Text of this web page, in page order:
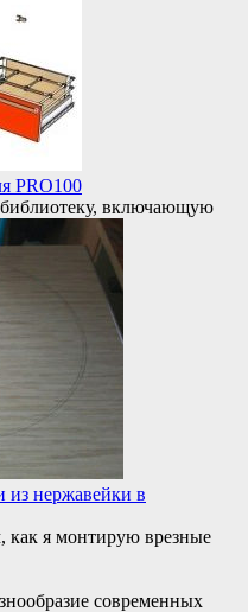
PRO100
включающую
из нержавейки в
как я монтирую врезные
современных